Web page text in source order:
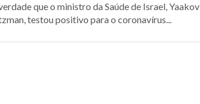
que o ministro da Saúde de Israel, Yaakov
testou positivo para o coronavírus...